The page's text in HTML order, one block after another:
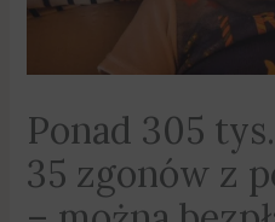
Ponad 305
35 zgonów z